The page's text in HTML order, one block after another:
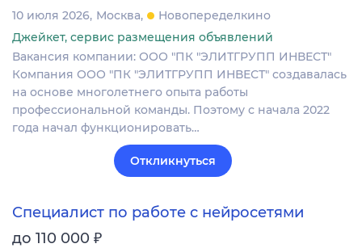
10 июля 2026 Москва
Новопеределкино
Джейкет, сервис размещения объявлений
Вакансия компании: ООО "ПК "ЭЛИТГРУПП ИНВЕСТ"
Компания ООО "ПК "ЭЛИТГРУПП ИНВЕСТ" создавалась
на основе многолетнего опыта работы
профессиональной команды. Поэтому с начала 2022
года начал функционировать…
Откликнуться
Специалист по работе с нейросетями
до 110 000 ₽